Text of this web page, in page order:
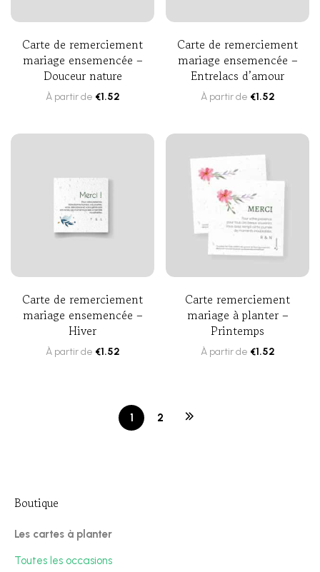
Carte de remerciement
mariage ensemencée –
Douceur nature
À partir de €1.52
Carte de remerciement
mariage ensemencée –
Entrelacs d’amour
À partir de €1.52
Carte de remerciement
mariage ensemencée –
Hiver
À partir de €1.52
Carte remerciement
mariage à planter –
Printemps
À partir de €1.52
1 2
Boutique
Les cartes à planter
Toutes les occasions